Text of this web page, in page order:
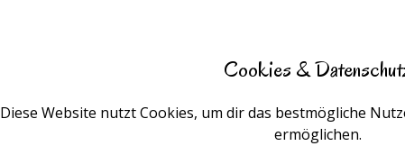
Cookies &
Diese Website nutzt Cookies, um dir das bestmögliche
ermöglichen.